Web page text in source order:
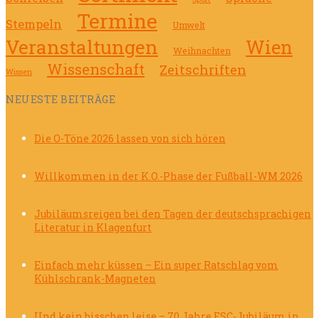
Stempeln Termine Umwelt
Veranstaltungen Weihnachten Wien
Wissen Wissenschaft Zeitschriften
NEUESTE BEITRÄGE
Die O-Töne 2026 lassen von sich hören
Willkommen in der K.O.-Phase der Fußball-WM 2026
Jubiläumsreigen bei den Tagen der deutschsprachigen
Literatur in Klagenfurt
Einfach mehr küssen – Ein super Ratschlag vom
Kühlschrank-Magneten